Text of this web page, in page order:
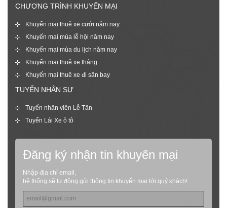
CHƯƠNG TRÌNH KHUYẾN MẠI
Khuyến mại thuê xe cưới năm nay
Khuyến mại mùa lễ hội năm nay
Khuyến mại mùa du lịch năm nay
Khuyến mại thuê xe tháng
Khuyến mại thuê xe đi sân bay
TUYỂN NHÂN SỰ
Tuyển nhân viên Lễ Tân
Tuyển Lái Xe ô tô
Đăng ký nhận tin khuyến mại
Nhập địa chỉ email,
hệ thống sẽ tự động gửi thông tin khuyến mại tới quý khách!